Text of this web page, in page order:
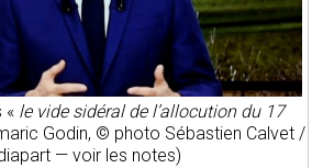
« le vide sidéral de l’allocution du 17
Godin, © photo Sébastien Calvet /
— voir les notes)